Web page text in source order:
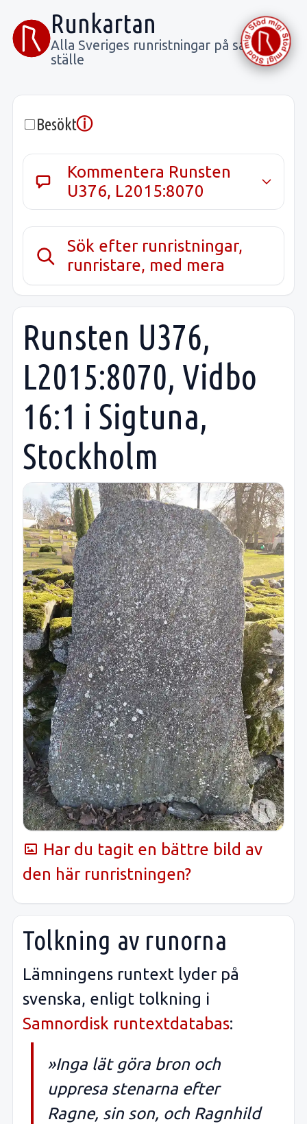
Runkartan
Alla Sveriges runristningar på samma
ställe
Besöktⓘ
Kommentera Runsten
U376, L2015:8070
Sök efter runristningar,
runristare, med mera
Runsten U376,
L2015:8070, Vidbo
16:1 i Sigtuna,
Stockholm
Har du tagit en bättre bild av
den här runristningen?
Tolkning av runorna
Lämningens runtext lyder på
svenska, enligt tolkning i
Samnordisk runtextdatabas:
»Inga lät göra bron och
uppresa stenarna efter
Ragne, sin son, och Ragnhild